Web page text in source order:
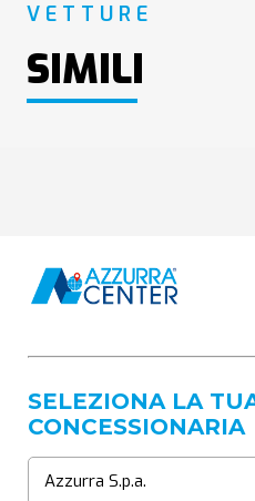
VETTURE
SIMILI
SELEZIONA LA
CONCESSIONARIA